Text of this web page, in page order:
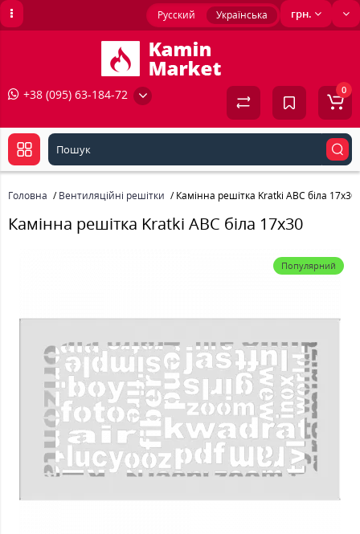
грн.
Русский Українська
+38 (095) 63-184-72 0
Головна Вентиляційні решітки Камінна решітка Kratki ABC біла 17x30
Камінна решітка Kratki ABC біла 17x30
Популярний